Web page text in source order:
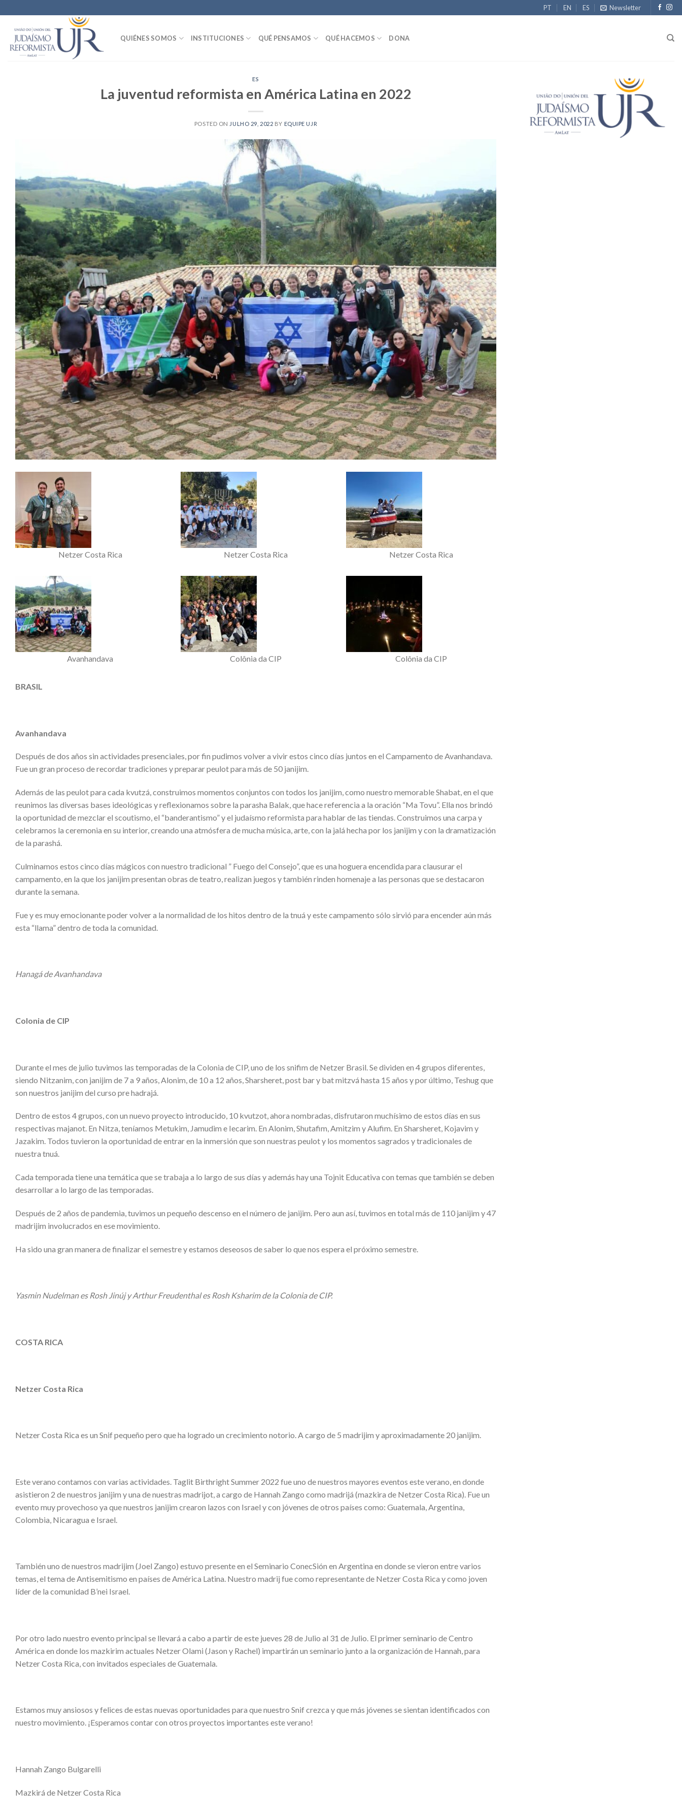
to
content
PT EN ES Newsletter
QUIÉNES SOMOS INSTITUCIONES QUÉ PENSAMOS QUÉ HACEMOS DONA
ES
La juventud reformista en América Latina en 2022
POSTED ON JULHO 29, 2022 BY EQUIPE UJR
Netzer Costa Rica Netzer Costa Rica Netzer Costa Rica
Avanhandava Colônia da CIP Colônia da CIP
BRASIL
Avanhandava
Después de dos años sin actividades presenciales, por fin pudimos volver a vivir estos cinco días juntos en el Campamento de Avanhandava.
Fue un gran proceso de recordar tradiciones y preparar peulot para más de 50 janijim.
Además de las peulot para cada kvutzá, construimos momentos conjuntos con todos los janijim, como nuestro memorable Shabat, en el que
reunimos las diversas bases ideológicas y reflexionamos sobre la parasha Balak, que hace referencia a la oración “Ma Tovu”. Ella nos brindó
la oportunidad de mezclar el scoutismo, el “banderantismo” y el judaísmo reformista para hablar de las tiendas. Construimos una carpa y
celebramos la ceremonia en su interior, creando una atmósfera de mucha música, arte, con la jalá hecha por los janijim y con la dramatización
de la parashá.
Culminamos estos cinco días mágicos con nuestro tradicional ” Fuego del Consejo”, que es una hoguera encendida para clausurar el
campamento, en la que los janijim presentan obras de teatro, realizan juegos y también rinden homenaje a las personas que se destacaron
durante la semana.
Fue y es muy emocionante poder volver a la normalidad de los hitos dentro de la tnuá y este campamento sólo sirvió para encender aún más
esta “llama” dentro de toda la comunidad.
Hanagá de Avanhandava
Colonia de CIP
Durante el mes de julio tuvimos las temporadas de la Colonia de CIP, uno de los snifim de Netzer Brasil. Se dividen en 4 grupos diferentes,
siendo Nitzanim, con janijim de 7 a 9 años, Alonim, de 10 a 12 años, Sharsheret, post bar y bat mitzvá hasta 15 años y por último, Teshug que
son nuestros janijim del curso pre hadrajá.
Dentro de estos 4 grupos, con un nuevo proyecto introducido, 10 kvutzot, ahora nombradas, disfrutaron muchísimo de estos días en sus
respectivas majanot. En Nitza, teníamos Metukim, Jamudim e Iecarim. En Alonim, Shutafim, Amitzim y Alufim. En Sharsheret, Kojavim y
Jazakim. Todos tuvieron la oportunidad de entrar en la inmersión que son nuestras peulot y los momentos sagrados y tradicionales de
nuestra tnuá.
Cada temporada tiene una temática que se trabaja a lo largo de sus días y además hay una Tojnit Educativa con temas que también se deben
desarrollar a lo largo de las temporadas.
Después de 2 años de pandemia, tuvimos un pequeño descenso en el número de janijim. Pero aun así, tuvimos en total más de 110 janijim y 47
madrijim involucrados en ese movimiento.
Ha sido una gran manera de finalizar el semestre y estamos deseosos de saber lo que nos espera el próximo semestre.
Yasmin Nudelman es Rosh Jinúj y Arthur Freudenthal es Rosh Ksharim de la Colonia de CIP.
COSTA RICA
Netzer Costa Rica
Netzer Costa Rica es un Snif pequeño pero que ha logrado un crecimiento notorio. A cargo de 5 madrijim y aproximadamente 20 janijim.
Este verano contamos con varias actividades. Taglit Birthright Summer 2022 fue uno de nuestros mayores eventos este verano, en donde
asistieron 2 de nuestros janijim y una de nuestras madrijot, a cargo de Hannah Zango como madrijá (mazkira de Netzer Costa Rica). Fue un
evento muy provechoso ya que nuestros janijim crearon lazos con Israel y con jóvenes de otros países como: Guatemala, Argentina,
Colombia, Nicaragua e Israel.
También uno de nuestros madrijim (Joel Zango) estuvo presente en el Seminario ConecSión en Argentina en donde se vieron entre varios
temas, el tema de Antisemitismo en países de América Latina. Nuestro madrij fue como representante de Netzer Costa Rica y como joven
líder de la comunidad B’nei Israel.
Por otro lado nuestro evento principal se llevará a cabo a partir de este jueves 28 de Julio al 31 de Julio. El primer seminario de Centro
América en donde los mazkirim actuales Netzer Olami (Jason y Rachel) impartirán un seminario junto a la organización de Hannah, para
Netzer Costa Rica, con invitados especiales de Guatemala.
Estamos muy ansiosos y felices de estas nuevas oportunidades para que nuestro Snif crezca y que más jóvenes se sientan identificados con
nuestro movimiento. ¡Esperamos contar con otros proyectos importantes este verano!
Hannah Zango Bulgarelli
Mazkirá de Netzer Costa Rica